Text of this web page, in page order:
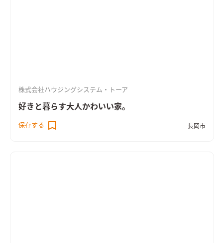
株式会社ハウジングシステム・トーア
好きと暮らす大人かわいい家。
保存する 長岡市